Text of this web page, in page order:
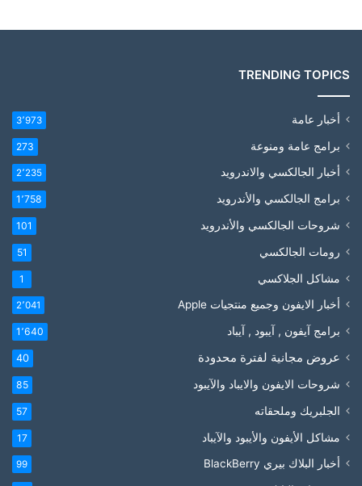
TRENDING TOPICS
أخبار عامة 3٬973
برامج عامة ومنوعة 273
أخبار الجالكسي والاندرويد 2٬235
برامج الجالكسي والأندرويد 1٬758
شروحات الجالكسي والأندرويد 101
رومات الجالكسي 51
مشاكل الجلاكسي 1
أخبار الايفون وجميع منتجيات Apple 2٬041
برامج آيفون , آيبود , آيباد 1٬640
عروض مجانية لفترة محدودة 40
شروحات الايفون والايباد والآيبود 85
الجلبريك وملحقاته 57
مشاكل الأيفون والأيبود والآيباد 17
أخبار البلاك بيري BlackBerry 99